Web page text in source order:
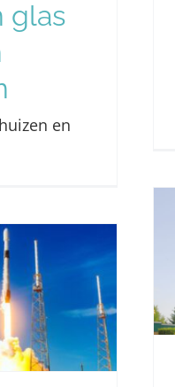
glas
en
van HR
glas